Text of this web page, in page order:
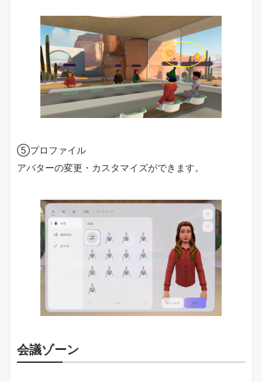
⑤プロファイル
アバターの変更・カスタマイズができます。
会議ゾーン